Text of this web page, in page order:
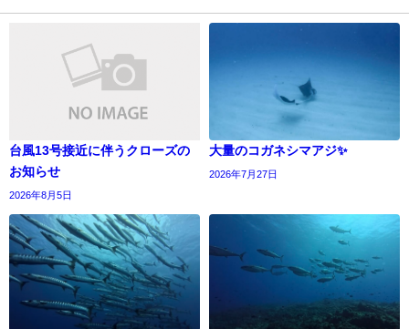
台風13号接近に伴うクローズの
お知らせ
2026年8月5日
大量のコガネシマアジ✨
2026年7月27日